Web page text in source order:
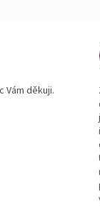
je 5 z 5
Vám děkuji.